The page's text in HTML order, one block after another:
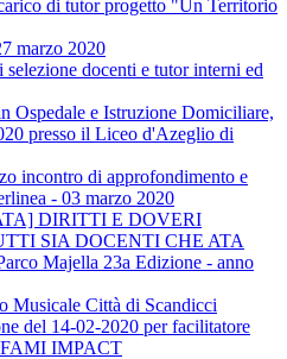
di tutor progetto "Un Territorio
marzo 2020
selezione docenti e tutor interni ed
Ospedale e Istruzione Domiciliare,
presso il Liceo d'Azeglio di
incontro di approfondimento e
- 03 marzo 2020
DIRITTI E DOVERI
SIA DOCENTI CHE ATA
Majella 23a Edizione - anno
Musicale Città di Scandicci
del 14-02-2020 per facilitatore
FAMI IMPACT